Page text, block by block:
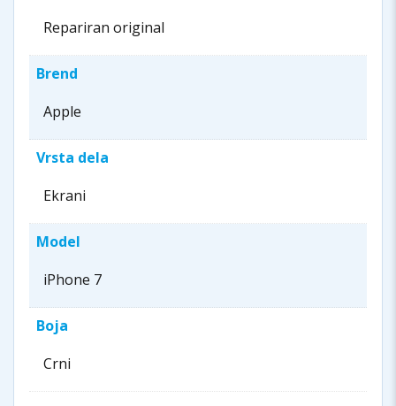
Repariran original
Brend
Apple
Vrsta dela
Ekrani
Model
iPhone 7
Boja
Crni